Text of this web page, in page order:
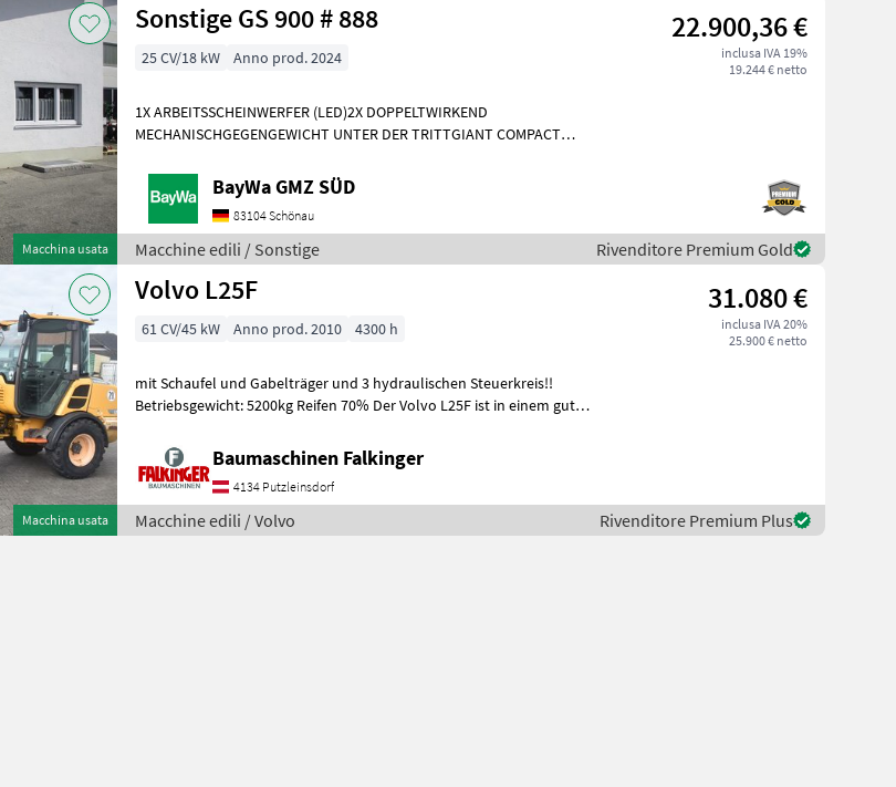
Macchina usata
Sonstige GS 900 # 888 22.900,36 €
inclusa IVA 19%
19.244 € netto
25 CV/18 kW Anno prod. 2024
1X ARBEITSSCHEINWERFER (LED)2X DOPPELTWIRKEND
MECHANISCHGEGENGEWICHT UNTER DER TRITTGIANT COMPACT
Dreizylinderdieselmotor, Typ
BayWa GMZ SÜD
83104 Schönau
Macchine edili / Sonstige Rivenditore Premium Gold
Macchina usata
Volvo L25F 31.080 €
inclusa IVA 20%
25.900 € netto
61 CV/45 kW Anno prod. 2010 4300 h
mit Schaufel und Gabelträger und 3 hydraulischen Steuerkreis!!
Betriebsgewicht: 5200kg Reifen 70% Der Volvo L25F ist in einem guten
Baumaschinen Falkinger
4134 Putzleinsdorf
Macchine edili / Volvo Rivenditore Premium Plus